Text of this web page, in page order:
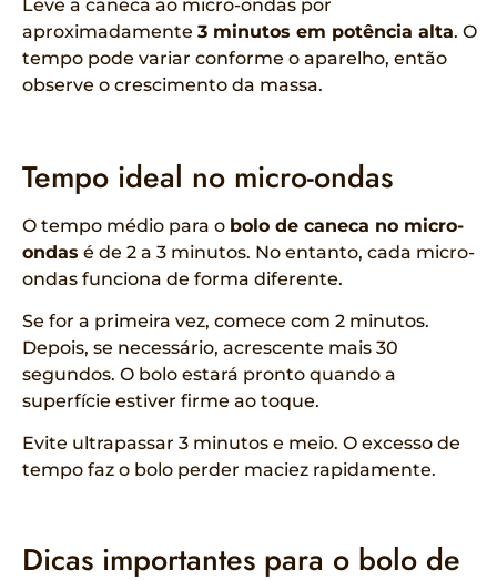
Leve a caneca ao micro-ondas por
aproximadamente 3 minutos em potência alta. O
tempo pode variar conforme o aparelho, então
observe o crescimento da massa.
Tempo ideal no micro-ondas
O tempo médio para o bolo de caneca no micro-
ondas é de 2 a 3 minutos. No entanto, cada micro-
ondas funciona de forma diferente.
Se for a primeira vez, comece com 2 minutos.
Depois, se necessário, acrescente mais 30
segundos. O bolo estará pronto quando a
superfície estiver firme ao toque.
Evite ultrapassar 3 minutos e meio. O excesso de
tempo faz o bolo perder maciez rapidamente.
Dicas importantes para o bolo de